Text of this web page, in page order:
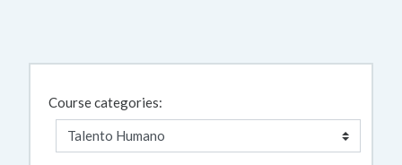
Course categories: